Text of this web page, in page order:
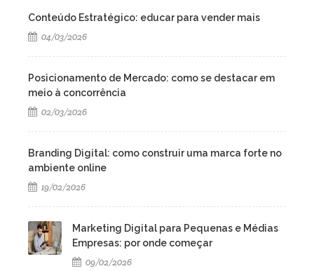
Conteúdo Estratégico: educar para vender mais
04/03/2026
Posicionamento de Mercado: como se destacar em
meio à concorrência
02/03/2026
Branding Digital: como construir uma marca forte no
ambiente online
19/02/2026
Marketing Digital para Pequenas e Médias
Empresas: por onde começar
09/02/2026